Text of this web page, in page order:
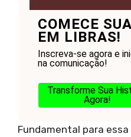
COMECE
EM LIBRAS!
Inscreva-se agora e
na comunicação!
Transforme Sua
Agora!
Fundamental para